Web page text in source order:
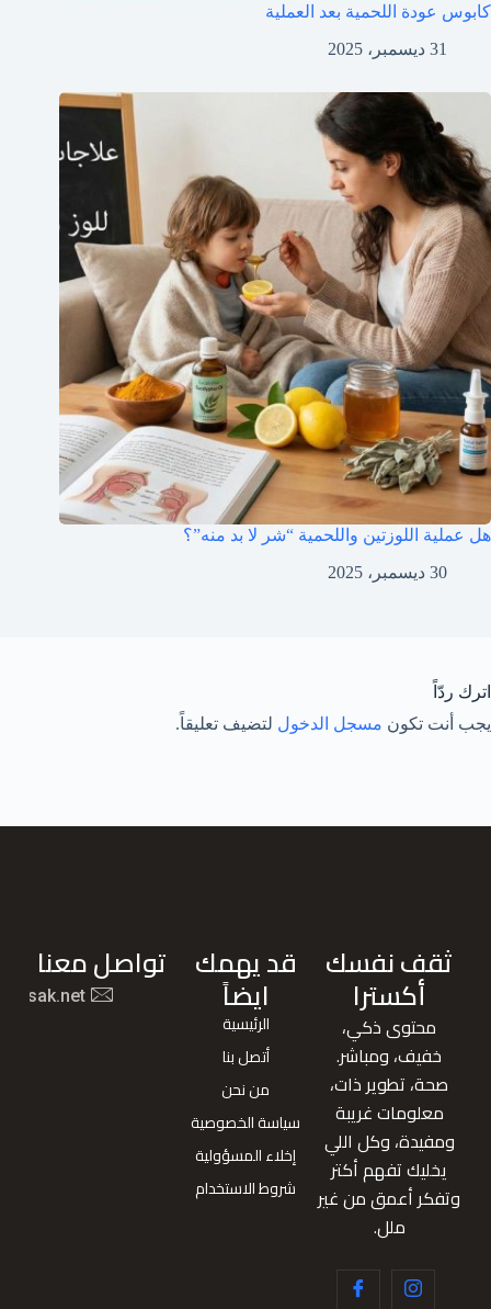
كابوس عودة اللحمية بعد العملية
31 ديسمبر، 2025
هل عملية اللوزتين واللحمية “شر لا بد منه”؟
30 ديسمبر، 2025
اترك ردّاً
يجب أنت تكون مسجل الدخول لتضيف تعليقاً.
ثقف نفسك
أكسترا
محتوى ذكي،
خفيف، ومباشر.
صحة، تطوير ذات،
معلومات غريبة
ومفيدة، وكل اللي
يخليك تفهم أكتر
وتفكر أعمق من غير
ملل.
قد يهمك
ايضاً
الرئيسية
أتصل بنا
من نحن
سياسة الخصوصية
إخلاء المسؤولية
شروط الاستخدام
تواصل معنا